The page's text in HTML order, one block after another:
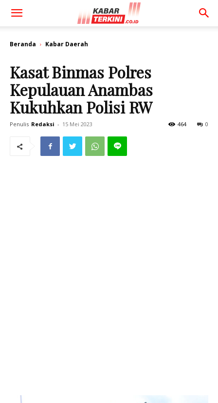
Beranda Kabar Daerah
Kasat Binmas Polres
Kepulauan Anambas
Kukuhkan Polisi RW
Penulis Redaksi - 15 Mei 2023 0
464